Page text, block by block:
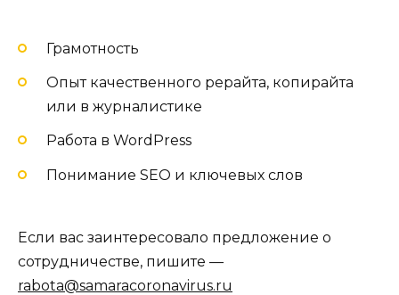
Грамотность
Опыт качественного рерайта, копирайта
или в журналистике
Работа в WordPress
Понимание SEO и ключевых слов
Если вас заинтересовало предложение о
сотрудничестве, пишите —
rabota@samaracoronavirus.ru